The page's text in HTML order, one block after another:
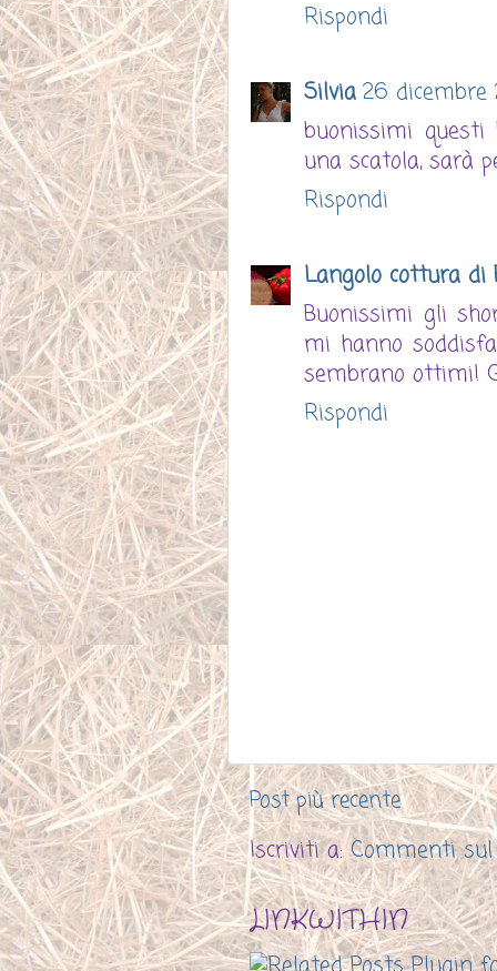
Rispondi
Silvia 26 dicembre
buonissimi questi
una scatola, sarà
Rispondi
Langolo cottura di
Buonissimi gli
mi hanno
sembrano ottimi!
Rispondi
Post più recente
Iscriviti a:Commenti
LINKWITHIN